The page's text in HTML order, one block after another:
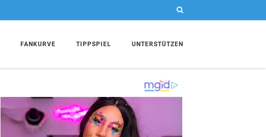
FANKURVE TIPPSPIEL UNTERSTÜTZEN